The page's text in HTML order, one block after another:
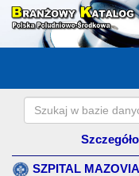
SZPITAL